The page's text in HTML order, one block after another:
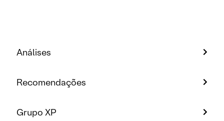
Análises
Recomendações
Grupo XP